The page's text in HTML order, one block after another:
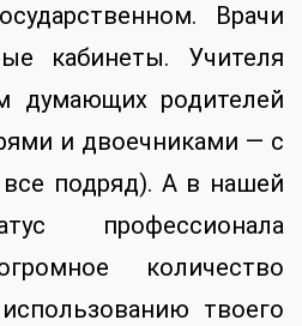
Врачи
кабинеты. Учителя
думающих родителей
и двоечниками — с
подряд). А в нашей
профессионала
количество
твоего